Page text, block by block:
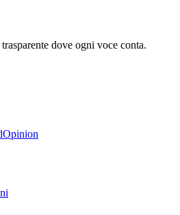
dove ogni voce conta.